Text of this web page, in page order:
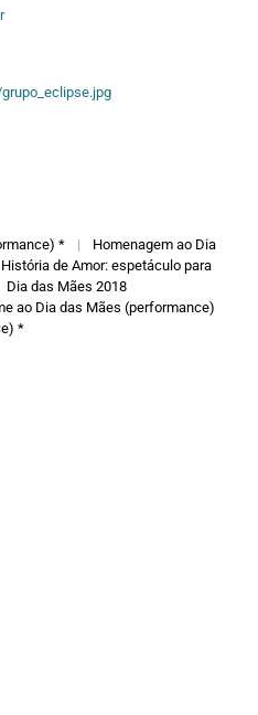
* |
Homenagem ao Dia
História de Amor: espetáculo para
Dia das Mães 2018
ao Dia das Mães (performance)
*